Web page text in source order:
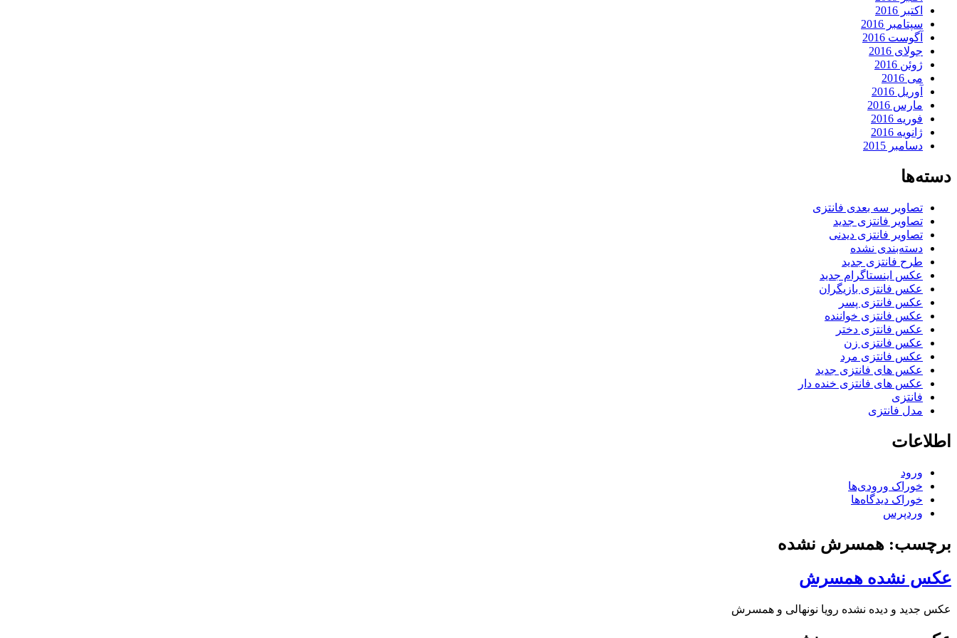
اکتبر 2016
سپتامبر 2016
آگوست 2016
جولای 2016
ژوئن 2016
می 2016
آوریل 2016
مارس 2016
فوریه 2016
ژانویه 2016
دسامبر 2015
دسته‌ها
تصاویر سه بعدی فانتزی
تصاویر فانتزی جدید
تصاویر فانتزی دیدنی
دسته‌بندی نشده
طرح فانتزی جدید
عکس اینستاگرام جدید
عکس فانتزی بازیگران
عکس فانتزی پسر
عکس فانتزی خواننده
عکس فانتزی دختر
عکس فانتزی زن
عکس فانتزی مرد
عکس های فانتزی جدید
عکس های فانتزی خنده دار
فانتزی
مدل فانتزی
اطلاعات
ورود
خوراک ورودی‌ها
خوراک دیدگاه‌ها
وردپرس
برچسب: همسرش نشده
عکس نشده همسرش
عکس جدید و دیده نشده رویا نونهالی و همسرش